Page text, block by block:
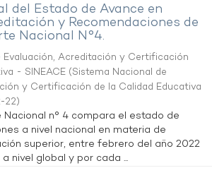
del Estado de Avance en
y Recomendaciones de
Nacional N°4.
Evaluación, Acreditación y Certificación
- SINEACE (Sistema Nacional de
y Certificación de la Calidad Educativa
22)
Nacional n° 4 compara el estado de
a nivel nacional en materia de
superior, entre febrero del año 2022
nivel global y por cada ...